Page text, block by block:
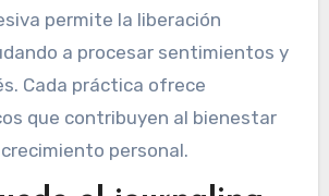
permite la liberación
a procesar sentimientos y
Cada práctica ofrece
que contribuyen al bienestar
personal.